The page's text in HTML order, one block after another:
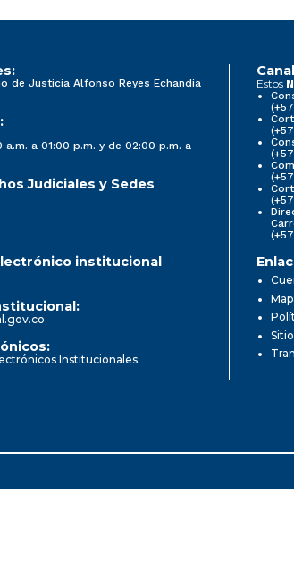
de Justicia Alfonso Reyes Echandía
a 01:00 p.m. y de 02:00 p.m. a
Judiciales y Sedes
Estos
institucional
Institucionales